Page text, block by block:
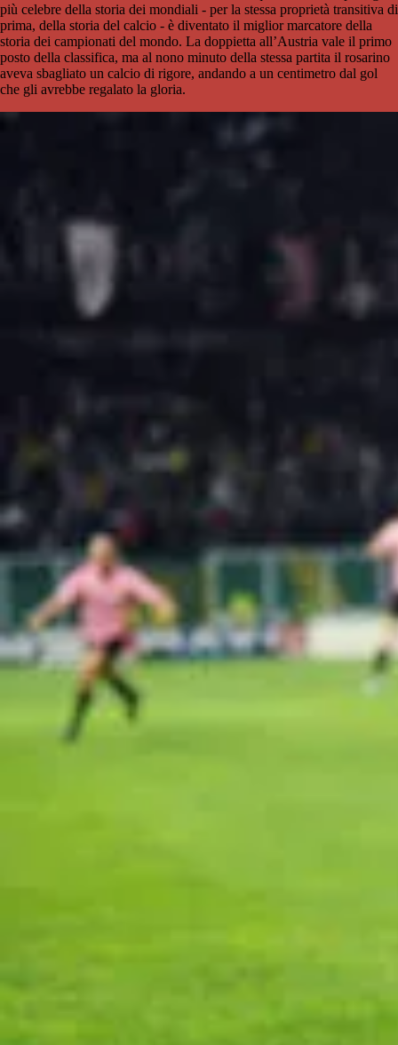
più celebre della storia dei mondiali - per la stessa proprietà transitiva di
prima, della storia del calcio - è diventato il miglior marcatore della
storia dei campionati del mondo. La doppietta all’Austria vale il primo
posto della classifica, ma al nono minuto della stessa partita il rosarino
aveva sbagliato un calcio di rigore, andando a un centimetro dal gol
che gli avrebbe regalato la gloria.